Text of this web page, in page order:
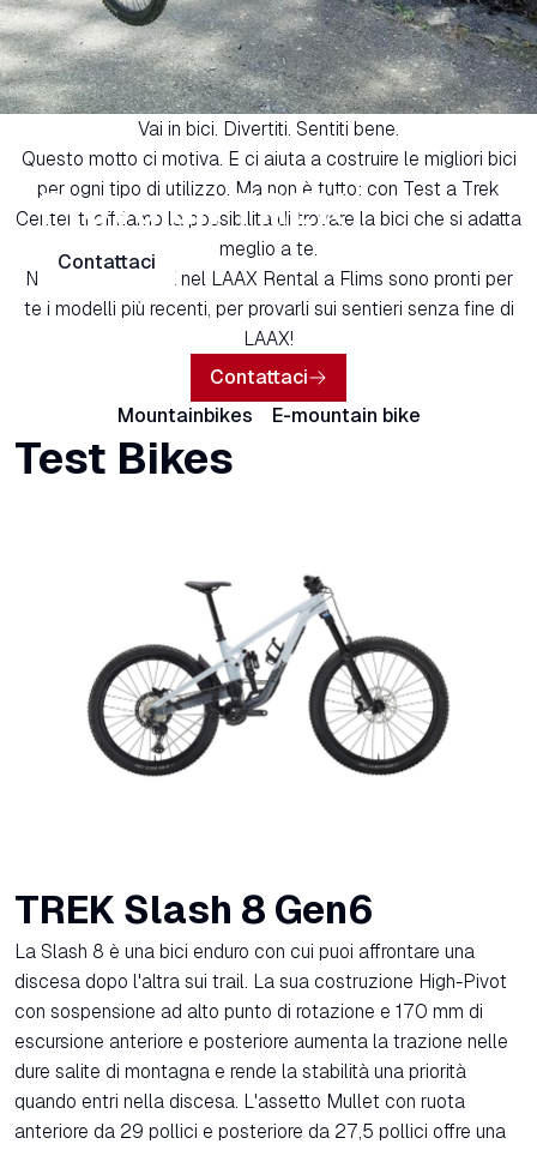
Prova un TREK
Contattaci
Vai in bici. Divertiti. Sentiti bene.
Questo motto ci motiva. E ci aiuta a costruire le migliori bici
per ogni tipo di utilizzo. Ma non è tutto: con Test a Trek
Center ti offriamo la possibilità di trovare la bici che si adatta
meglio a te.
Nel TEST a TREK nel LAAX Rental a Flims sono pronti per
te i modelli più recenti, per provarli sui sentieri senza fine di
LAAX!
Contattaci
Mountainbikes
E-mountain bike
Test Bikes
TREK Slash 8 Gen6
La Slash 8 è una bici enduro con cui puoi affrontare una
discesa dopo l'altra sui trail. La sua costruzione High-Pivot
con sospensione ad alto punto di rotazione e 170 mm di
escursione anteriore e posteriore aumenta la trazione nelle
dure salite di montagna e rende la stabilità una priorità
quando entri nella discesa. L'assetto Mullet con ruota
anteriore da 29 pollici e posteriore da 27,5 pollici offre una